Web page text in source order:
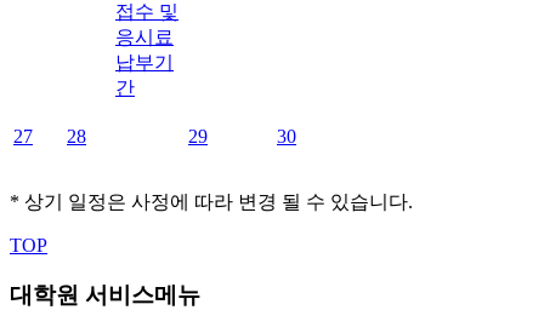
접수 및
응시료
납부기
간
27 28 29 30
* 상기 일정은 사정에 따라 변경 될 수 있습니다.
TOP
대학원 서비스메뉴